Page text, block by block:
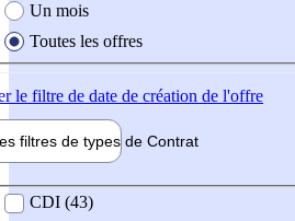
Un mois
Toutes les offres
le filtre de date de création de l'offre
filtres de types de Contrat
contrat
CDI (43)